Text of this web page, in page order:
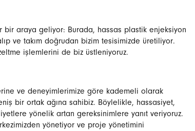
bir araya geliyor: Burada, hassas plastik enjeksiyon
ve takım doğrudan bizim tesisimizde üretiliyor.
işlemlerini de biz üstleniyoruz.
ve deneyimlerimize göre kademeli olarak
bir ortak ağına sahibiz. Böylelikle, hassasiyet,
yönelik artan gereksinimlere yanıt veriyoruz.
yönetiyor ve proje yönetimini